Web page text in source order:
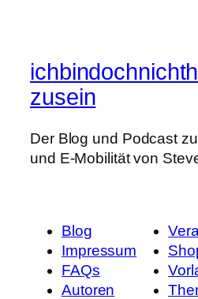
zusein
Der Blog und Podcast
und E-Mobilität von
Blog
Impressum
FAQs
Autoren